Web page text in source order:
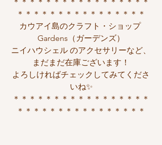
＊＊＊＊＊＊＊＊＊＊＊＊＊＊＊＊
カウアイ島のクラフト・ショップ
Gardens（ガーデンズ）
ニイハウシェル のアクセサリーなど、
まだまだ在庫ございます！
よろしければチェックしてみてくださ
いね✨
＊＊＊＊＊＊＊＊＊＊＊＊＊＊＊＊＊
＊＊＊＊＊＊＊＊＊＊＊＊＊＊＊＊